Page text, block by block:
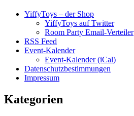
YiffyToys – der Shop
YiffyToys auf Twitter
Room Party Email-Verteiler
RSS Feed
Event-Kalender
Event-Kalender (iCal)
Datenschutzbestimmungen
Impressum
Kategorien